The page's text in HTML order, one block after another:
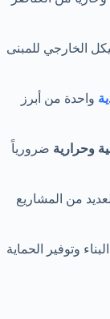
الخارجي للمبنى
واحدة من أبرز
وحرارية ضرورياً
من المشاريع
وتوفير الحماية